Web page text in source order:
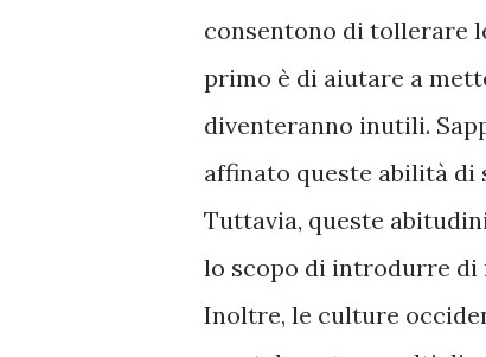
consentono di tollerare
primo è di aiutare a
diventeranno inutili.
affinato queste abilità di
Tuttavia, queste
lo scopo di introdurre di
Inoltre, le culture